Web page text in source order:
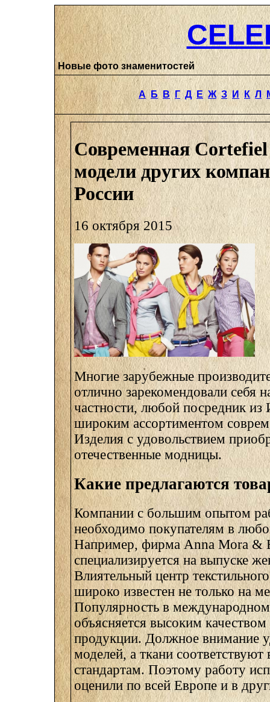
Новые фото знаменитостей
А Б В Г Д Е Ж З И К Л
Современная
модели других
России
16 октября 2015
Многие зарубежные
отлично зарекомендовали себя
частности, любой посредник из
широким ассортиментом
Изделия с удовольствием
отечественные модницы.
Какие предлагаются
Компании с большим опытом
необходимо покупателям в
Например, фирма Anna Mora &
специализируется на выпуске
Влиятельный центр
широко известен не только на
Популярность в
объясняется высоким
продукции. Должное внимание
моделей, а ткани
стандартам. Поэтому работу
оценили по всей Европе и в